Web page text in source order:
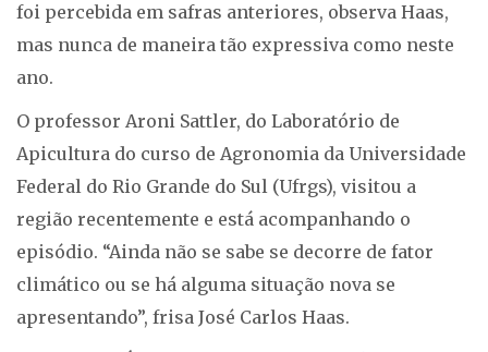
foi percebida em safras anteriores, observa Haas,
mas nunca de maneira tão expressiva como neste
ano.
O professor Aroni Sattler, do Laboratório de
Apicultura do curso de Agronomia da Universidade
Federal do Rio Grande do Sul (Ufrgs), visitou a
região recentemente e está acompanhando o
episódio. “Ainda não se sabe se decorre de fator
climático ou se há alguma situação nova se
apresentando”, frisa José Carlos Haas.